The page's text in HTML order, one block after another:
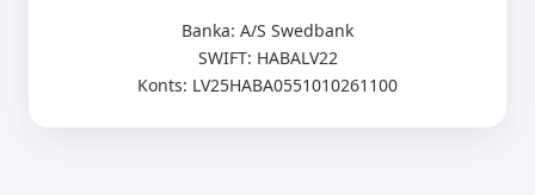
Banka: A/S Swedbank
SWIFT: HABALV22
Konts: LV25HABA0551010261100